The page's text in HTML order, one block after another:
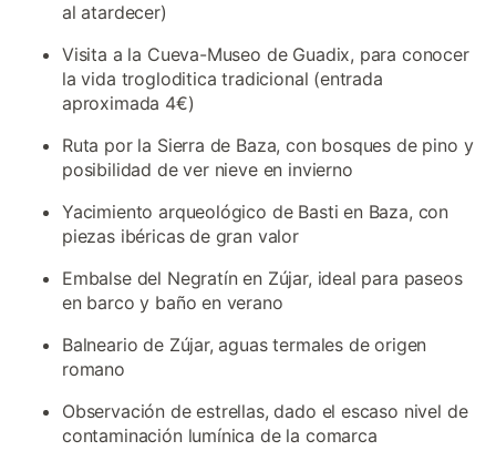
al atardecer)
Visita a la Cueva-Museo de Guadix, para conocer
la vida trogloditica tradicional (entrada
aproximada 4€)
Ruta por la Sierra de Baza, con bosques de pino y
posibilidad de ver nieve en invierno
Yacimiento arqueológico de Basti en Baza, con
piezas ibéricas de gran valor
Embalse del Negratín en Zújar, ideal para paseos
en barco y baño en verano
Balneario de Zújar, aguas termales de origen
romano
Observación de estrellas, dado el escaso nivel de
contaminación lumínica de la comarca